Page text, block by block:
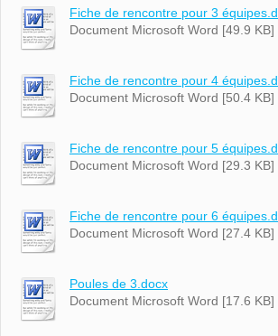
Fiche de rencontre pour 3
Document Microsoft Word [49.9 KB]
Fiche de rencontre pour 4
Document Microsoft Word [50.4 KB]
Fiche de rencontre pour 5
Document Microsoft Word [29.3 KB]
Fiche de rencontre pour 6
Document Microsoft Word [27.4 KB]
Poules de 3.docx
Document Microsoft Word [17.6 KB]